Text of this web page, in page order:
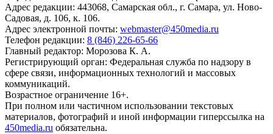
Адрес редакции: 443068, Самарская обл., г. Самара, ул. Ново-
Садовая, д. 106, к. 106.
Адрес электронной почты: webmaster@450media.ru
Телефон редакции: 8 (846) 226-65-66
Главный редактор: Морозова К. А.
Регистрирующий орган: Федеральная служба по надзору в
сфере связи, информационных технологий и массовых
коммуникаций.
Возрастное ограничение 16+.
При полном или частичном использовании текстовых
материалов, фотографий и иной информации гиперссылка на
450media.ru обязательна.